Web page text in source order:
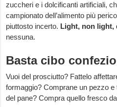
zuccheri e i dolcificanti artificiali,
campionato dell’alimento più
piuttosto incerto. Light, non light,
nessuna.
Basta cibo
Vuoi del prosciutto? Fattelo
formaggio? Comprane un pezzo
del pane? Compra quello fresco